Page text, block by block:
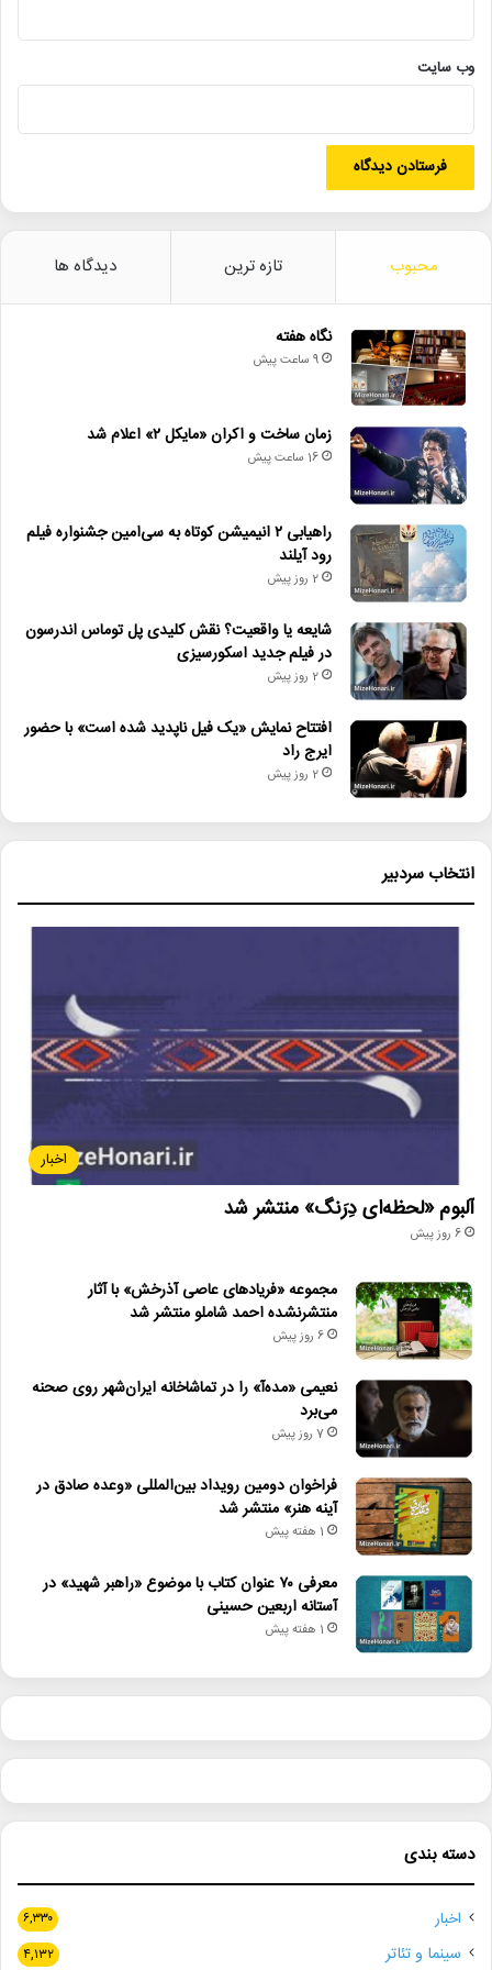
درگذشت
وب‌ سایت
محبوب تازه ترین دیدگاه ها
نگاه هفته
9 ساعت پیش
زمان ساخت و اکران «مایکل ۲» اعلام شد
16 ساعت پیش
راهیابی ۲ انیمیشن کوتاه به سی‌امین جشنواره فیلم
رود آیلند
2 روز پیش
شایعه یا واقعیت؟ نقش کلیدی پل توماس اندرسون
در فیلم جدید اسکورسیزی
2 روز پیش
افتتاح نمایش «یک فیل ناپدید شده است» با حضور
ایرج راد
2 روز پیش
انتخاب سردبیر
اخبار
آلبوم «لحظه‌ای دِرَنگ» منتشر شد
6 روز پیش
مجموعه «فریادهای عاصی آذرخش» با آثار
منتشرنشده احمد شاملو منتشر شد
6 روز پیش
نعیمی «مده‌آ» را در تماشاخانه ایران‌شهر روی صحنه
می‌برد
7 روز پیش
فراخوان دومین رویداد بین‌المللی «وعده صادق در
آینه هنر» منتشر شد
1 هفته پیش
معرفی ۷۰ عنوان کتاب با موضوع «راهبر شهید» در
آستانه اربعین حسینی
1 هفته پیش
دسته بندی
اخبار ۶,۳۳۰
سینما و تئاتر ۴,۱۳۲